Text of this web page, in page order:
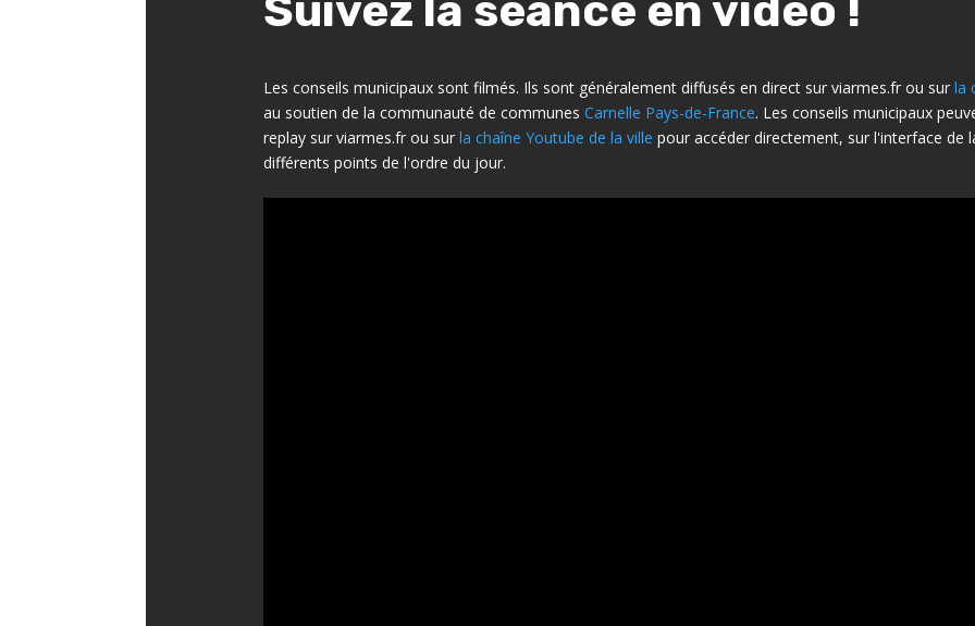
Suivez la séance en vidéo !
Les conseils municipaux sont filmés. Ils sont généralement diffusés en direct sur viarmes.fr ou sur la
au soutien de la communauté de communes Carnelle Pays-de-France. Les conseils municipaux
replay sur viarmes.fr ou sur la chaîne Youtube de la ville pour accéder directement, sur l'interface de
différents points de l'ordre du jour.